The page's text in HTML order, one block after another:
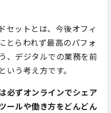
セットとは、今後オフィ
とらわれず最高のパフォ
、デジタルでの業務を前
う考え方です。
必ずオンラインでシェア
ールや働き方をどんどん